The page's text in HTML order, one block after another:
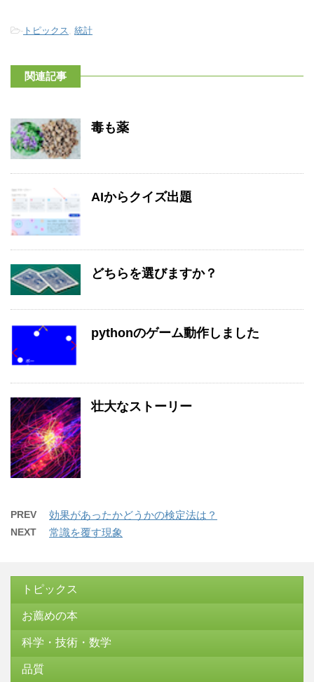
- トピックス 統計
関連記事
毒も薬
AIからクイズ出題
どちらを選びますか？
pythonのゲーム動作しました
壮大なストーリー
PREV 効果があったかどうかの検定法は？
NEXT 常識を覆す現象
トピックス
お薦めの本
科学・技術・数学
品質